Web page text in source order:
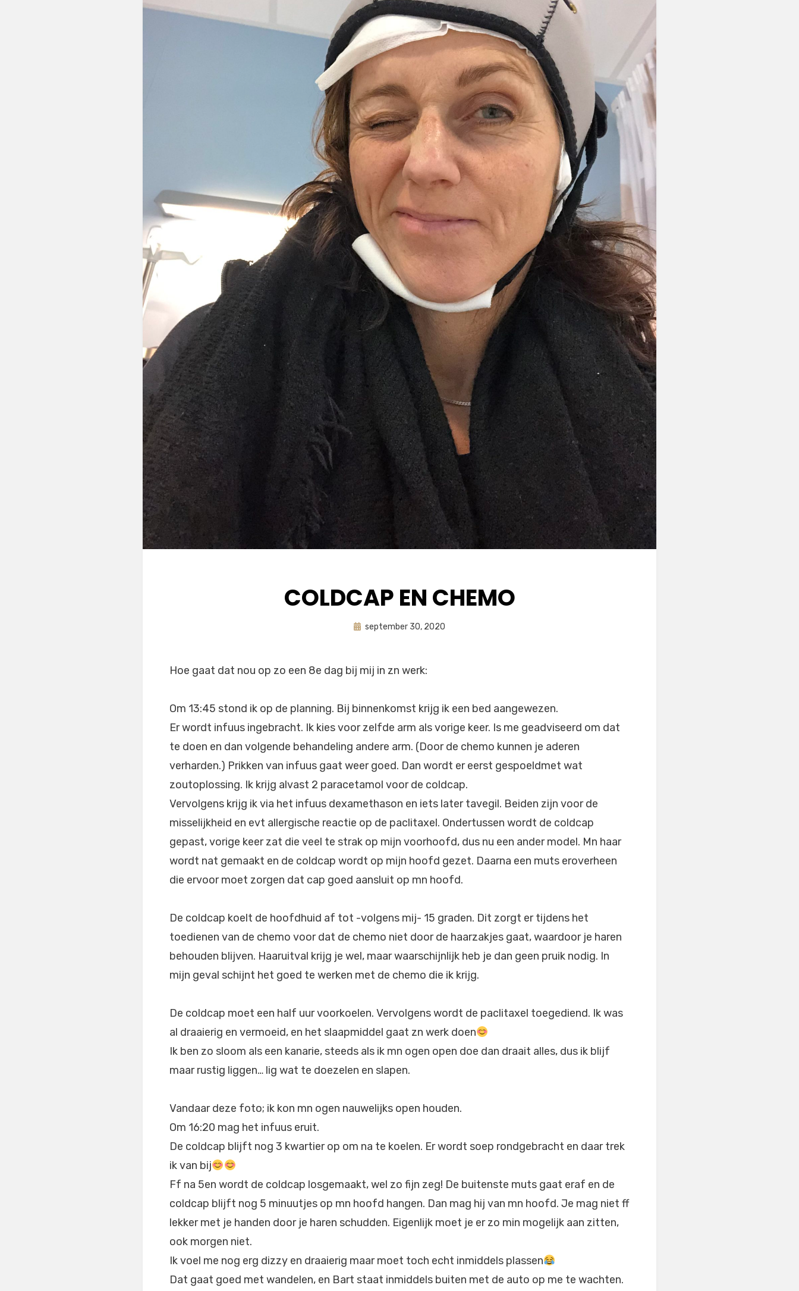
COLDCAP EN CHEMO
doorastrid
Geplaatst
september 30, 2020
Hoe gaat dat nou op zo een 8e dag bij mij in zn werk:
Om 13:45 stond ik op de planning. Bij binnenkomst krijg ik een bed aangewezen.
Er wordt infuus ingebracht. Ik kies voor zelfde arm als vorige keer. Is me geadviseerd om dat
te doen en dan volgende behandeling andere arm. (Door de chemo kunnen je aderen
verharden.) Prikken van infuus gaat weer goed. Dan wordt er eerst gespoeldmet wat
zoutoplossing. Ik krijg alvast 2 paracetamol voor de coldcap.
Vervolgens krijg ik via het infuus dexamethason en iets later tavegil. Beiden zijn voor de
misselijkheid en evt allergische reactie op de paclitaxel. Ondertussen wordt de coldcap
gepast, vorige keer zat die veel te strak op mijn voorhoofd, dus nu een ander model. Mn haar
wordt nat gemaakt en de coldcap wordt op mijn hoofd gezet. Daarna een muts eroverheen
die ervoor moet zorgen dat cap goed aansluit op mn hoofd.
De coldcap koelt de hoofdhuid af tot -volgens mij- 15 graden. Dit zorgt er tijdens het
toedienen van de chemo voor dat de chemo niet door de haarzakjes gaat, waardoor je haren
behouden blijven. Haaruitval krijg je wel, maar waarschijnlijk heb je dan geen pruik nodig. In
mijn geval schijnt het goed te werken met de chemo die ik krijg.
De coldcap moet een half uur voorkoelen. Vervolgens wordt de paclitaxel toegediend. Ik was
al draaierig en vermoeid, en het slaapmiddel gaat zn werk doen
Ik ben zo sloom als een kanarie, steeds als ik mn ogen open doe dan draait alles, dus ik blijf
maar rustig liggen… lig wat te doezelen en slapen.
Vandaar deze foto; ik kon mn ogen nauwelijks open houden.
Om 16:20 mag het infuus eruit.
De coldcap blijft nog 3 kwartier op om na te koelen. Er wordt soep rondgebracht en daar trek
ik van bij
Ff na 5en wordt de coldcap losgemaakt, wel zo fijn zeg! De buitenste muts gaat eraf en de
coldcap blijft nog 5 minuutjes op mn hoofd hangen. Dan mag hij van mn hoofd. Je mag niet ff
lekker met je handen door je haren schudden. Eigenlijk moet je er zo min mogelijk aan zitten,
ook morgen niet.
Ik voel me nog erg dizzy en draaierig maar moet toch echt inmiddels plassen
Dat gaat goed met wandelen, en Bart staat inmiddels buiten met de auto op me te wachten.